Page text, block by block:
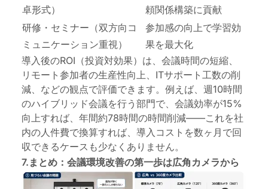
卓形式）
頼関係構築に貢献
研修・セミナー（双方向コ
ミュニケーション重視）
参加感の向上で学習効
果を最大化
導入後のROI（投資対効果）は、会議時間の短縮、
リモート参加者の生産性向上、ITサポート工数の削
減、などの観点で評価できます。例えば、週10時間
のハイブリッド会議を行う部門で、会議効率が15%
向上すれば、年間約78時間の時間削減——これを社
内の人件費で換算すれば、導入コストを数ヶ月で回
収できるケースも少なくありません。
7.まとめ：会議環境改善の第一歩は広角カメラから